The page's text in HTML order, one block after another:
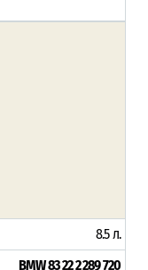
8.5 л.
BMW 83 22 2 289 720